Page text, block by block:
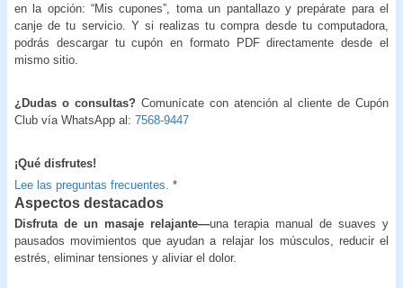
en la opción: “Mis cupones”, toma un pantallazo y prepárate para el
canje de tu servicio. Y si realizas tu compra desde tu computadora,
podrás descargar tu cupón en formato PDF directamente desde el
mismo sitio.
¿Dudas o consultas? Comunícate con atención al cliente de Cupón
Club vía WhatsApp al: 7568-9447
¡Qué disfrutes!
Lee las preguntas frecuentes. *
Aspectos destacados
Disfruta de un masaje relajante—una terapia manual de suaves y
pausados movimientos que ayudan a relajar los músculos, reducir el
estrés, eliminar tensiones y aliviar el dolor.